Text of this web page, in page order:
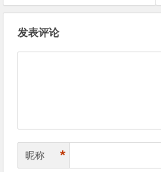
发表评论
昵称 *